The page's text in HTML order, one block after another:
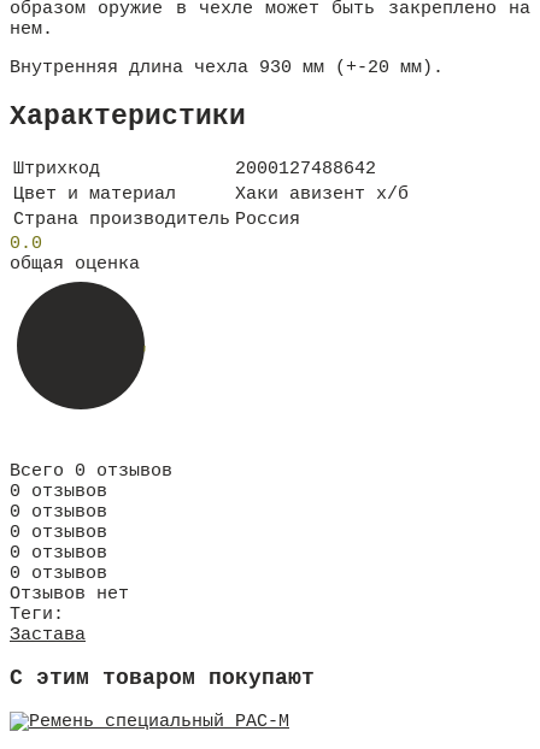
образом оружие в чехле может быть закреплено на
нем.
Внутренняя длина чехла 930 мм (+-20 мм).
Характеристики
Штрихкод
2000127488642
Цвет и материал
Хаки авизент х/б
Страна производитель Россия
0.0
общая оценка
Всего 0 отзывов
0 отзывов
0 отзывов
0 отзывов
0 отзывов
0 отзывов
Отзывов нет
Теги:
Застава
C этим товаром покупают